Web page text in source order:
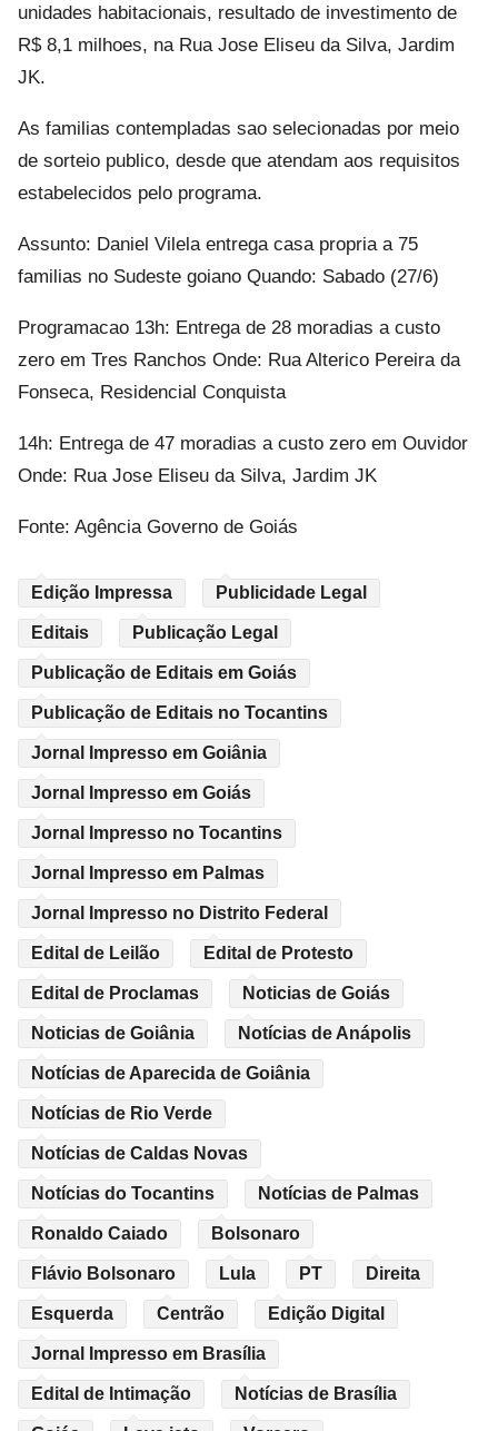
unidades habitacionais, resultado de investimento de
R$ 8,1 milhoes, na Rua Jose Eliseu da Silva, Jardim
JK.
As familias contempladas sao selecionadas por meio
de sorteio publico, desde que atendam aos requisitos
estabelecidos pelo programa.
Assunto: Daniel Vilela entrega casa propria a 75
familias no Sudeste goiano Quando: Sabado (27/6)
Programacao 13h: Entrega de 28 moradias a custo
zero em Tres Ranchos Onde: Rua Alterico Pereira da
Fonseca, Residencial Conquista
14h: Entrega de 47 moradias a custo zero em Ouvidor
Onde: Rua Jose Eliseu da Silva, Jardim JK
Fonte: Agência Governo de Goiás
Edição Impressa Publicidade Legal
Editais Publicação Legal
Publicação de Editais em Goiás
Publicação de Editais no Tocantins
Jornal Impresso em Goiânia
Jornal Impresso em Goiás
Jornal Impresso no Tocantins
Jornal Impresso em Palmas
Jornal Impresso no Distrito Federal
Edital de Leilão Edital de Protesto
Edital de Proclamas Noticias de Goiás
Noticias de Goiânia Notícias de Anápolis
Notícias de Aparecida de Goiânia
Notícias de Rio Verde
Notícias de Caldas Novas
Notícias do Tocantins Notícias de Palmas
Ronaldo Caiado Bolsonaro
Flávio Bolsonaro Lula PT Direita
Esquerda Centrão Edição Digital
Jornal Impresso em Brasília
Edital de Intimação Notícias de Brasília